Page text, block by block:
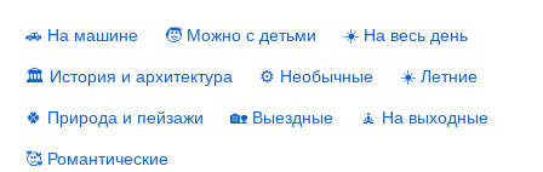
🚗 На машине 🧒 Можно с детьми
☀️ На весь день
🏛 История и архитектура
⚙️ Необычные
☀️ Летние
🍀 Природа и пейзажи
🏡 Выездные
🧘 На выходные
🥰 Романтические